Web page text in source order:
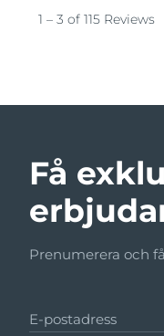
Få
Prenumerera och
E-postadress